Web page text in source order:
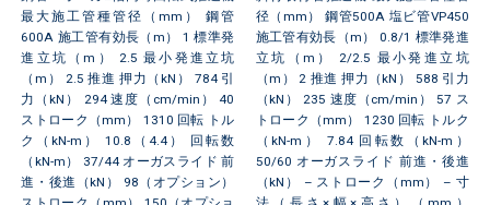
最大施工管種管径（mm） 鋼管
600A 施工管有効長（m） 1 標準発
進立坑（m） 2.5 最小発進立坑
（m） 2.5 推進 押力（kN） 784 引
力（kN） 294 速度（cm/min） 40
ストローク（mm） 1310 回転 トル
ク（kN-m） 10.8（4.4） 回転数
（kN-m） 37/44 オーガスライド 前
進・後進（kN） 98（オプション）
径（mm） 鋼管500A 塩ビ管VP450
施工管有効長（m） 0.8/1 標準発進
立坑（m） 2/2.5 最小発進立坑
（m） 2 推進 押力（kN） 588 引力
（kN） 235 速度（cm/min） 57 ス
トローク（mm） 1230 回転 トルク
（kN-m） 7.84 回転数（kN-m）
50/60 オーガスライド 前進・後進
（kN） – ストローク（mm） – 寸